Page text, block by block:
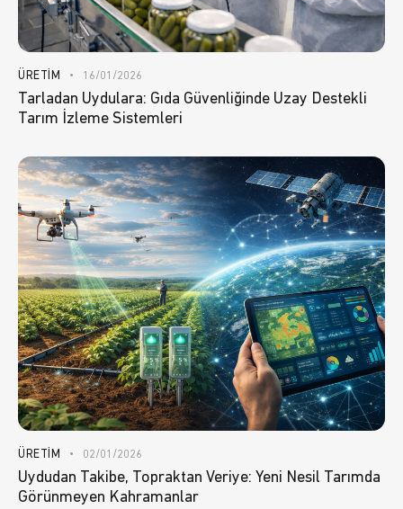
ÜRETIM 16/01/2026
Tarladan Uydulara: Gıda Güvenliğinde Uzay Destekli
Tarım İzleme Sistemleri
ÜRETIM 02/01/2026
Uydudan Takibe, Topraktan Veriye: Yeni Nesil Tarımda
Görünmeyen Kahramanlar